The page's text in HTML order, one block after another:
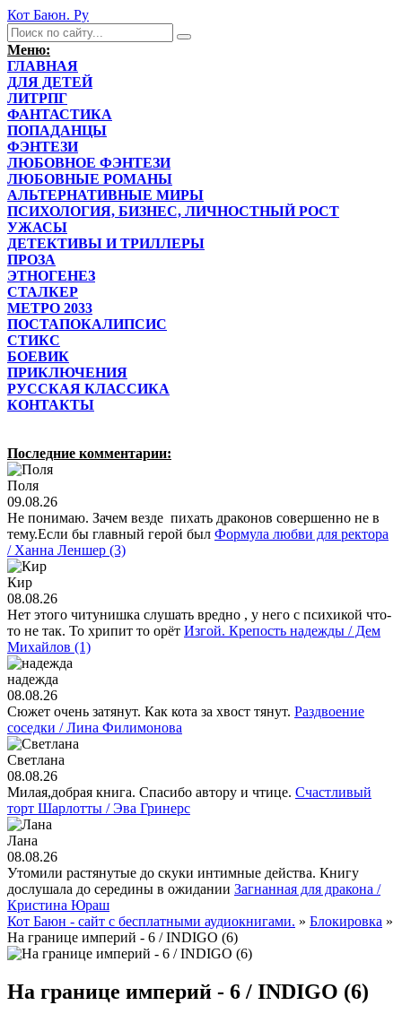
Кот Баюн. Ру
Меню:
ГЛАВНАЯ
ДЛЯ ДЕТЕЙ
ЛИТРПГ
ФАНТАСТИКА
ПОПАДАНЦЫ
ФЭНТЕЗИ
ЛЮБОВНОЕ ФЭНТЕЗИ
ЛЮБОВНЫЕ РОМАНЫ
АЛЬТЕРНАТИВНЫЕ МИРЫ
ПСИХОЛОГИЯ, БИЗНЕС, ЛИЧНОСТНЫЙ РОСТ
УЖАСЫ
ДЕТЕКТИВЫ И ТРИЛЛЕРЫ
ПРОЗА
ЭТНОГЕНЕЗ
СТАЛКЕР
МЕТРО 2033
ПОСТАПОКАЛИПСИС
СТИКС
БОЕВИК
ПРИКЛЮЧЕНИЯ
РУССКАЯ КЛАССИКА
КОНТАКТЫ
Последние комментарии:
Поля
09.08.26
Не понимаю. Зачем везде пихать драконов совершенно не в
тему.Если бы главный герой был Формула любви для ректора
/ Ханна Леншер (3)
Кир
08.08.26
Нет этого читунишка слушать вредно , у него с психикой что-
то не так. То хрипит то орёт Изгой. Крепость надежды / Дем
Михайлов (1)
надежда
08.08.26
Сюжет очень затянут. Как кота за хвост тянут. Раздвоение
соседки / Лина Филимонова
Светлана
08.08.26
Милая,добрая книга. Спасибо автору и чтице. Счастливый
торт Шарлотты / Эва Гринерс
Лана
08.08.26
Утомили растянутые до скуки интимные действа. Книгу
дослушала до середины в ожидании Загнанная для дракона /
Кристина Юраш
Кот Баюн - сайт с бесплатными аудиокнигами. » Блокировка »
На границе империй - 6 / INDIGO (6)
На границе империй - 6 / INDIGO (6)